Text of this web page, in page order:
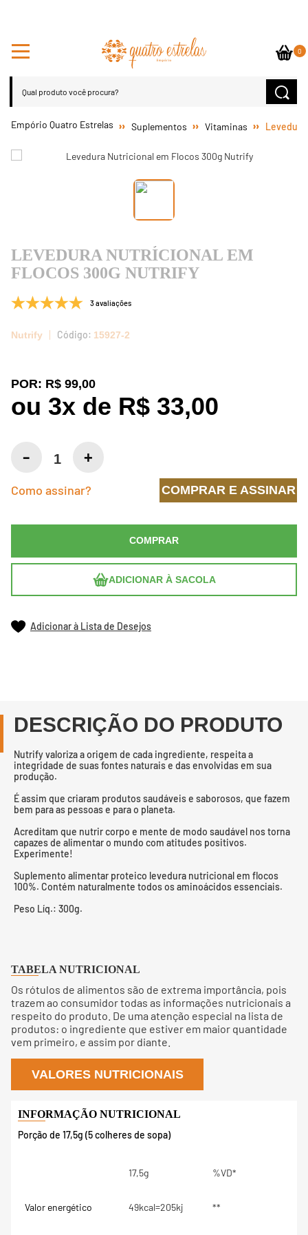
0
Suplementos Vitaminas
LEVEDURA NUTRICIONAL EM
FLOCOS 300G NUTRIFY
3 avaliações
Nutrify 15927-2
POR: R$ 99,00
ou 3x de R$ 33,00
COMPRAR
ADICIONAR À SACOLA
Como assinar? COMPRAR E ASSINAR
Adicionar à Lista de Desejos
DESCRIÇÃO DO PRODUTO
Nutrify valoriza a origem de cada ingrediente, respeita a
integridade de suas fontes naturais e das envolvidas em sua
produção.
É assim que criaram produtos saudáveis e saborosos, que fazem
bem para as pessoas e para o planeta.
Acreditam que nutrir corpo e mente de modo saudável nos torna
capazes de alimentar o mundo com atitudes positivos.
Experimente!
Suplemento alimentar proteico levedura nutricional em flocos
100%. Contém naturalmente todos os aminoácidos essenciais.
Peso Líq.: 300g.
TABELA NUTRICIONAL
Os rótulos de alimentos são de extrema importância, pois
trazem ao consumidor todas as informações nutricionais a
respeito do produto. De uma atenção especial na lista de
produtos: o ingrediente que estiver em maior quantidade
vem primeiro, e assim por diante.
VALORES NUTRICIONAIS
Porção de 17,5g (5 colheres de sopa)
17,5g %VD*
Valor energético 49kcal=205kj **